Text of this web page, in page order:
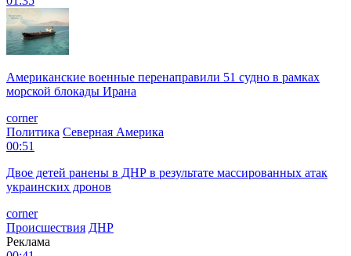
Американские военные перенаправили 51 судно в рамках
морской блокады Ирана
corner
Политика Северная Америка
00:51
Двое детей ранены в ДНР в результате массированных атак
украинских дронов
corner
Происшествия ДНР
Реклама